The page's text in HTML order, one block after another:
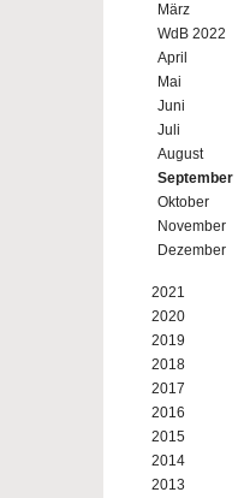
März
WdB 2022
April
Mai
Juni
Juli
August
September
Oktober
November
Dezember
2021
2020
2019
2018
2017
2016
2015
2014
2013